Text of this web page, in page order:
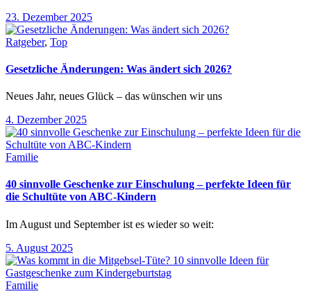
23. Dezember 2025
Ratgeber, Top
Gesetzliche Änderungen: Was ändert sich 2026?
Neues Jahr, neues Glück – das wünschen wir uns
4. Dezember 2025
Familie
40 sinnvolle Geschenke zur Einschulung – perfekte Ideen für
die Schultüte von ABC-Kindern
Im August und September ist es wieder so weit:
5. August 2025
Familie